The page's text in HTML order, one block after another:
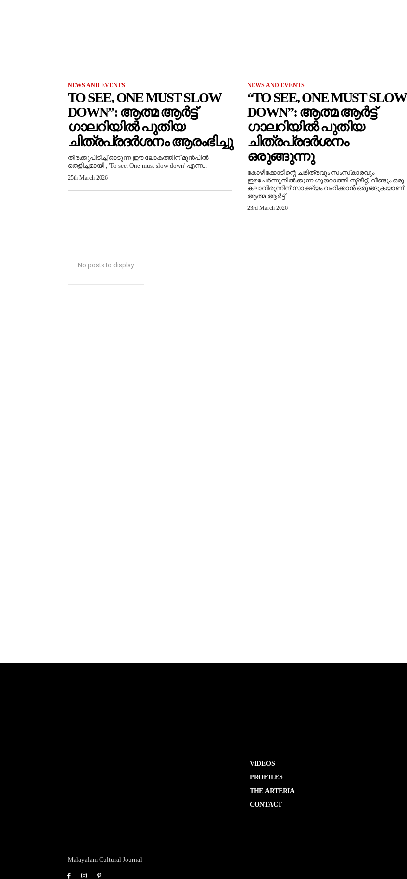
NEWS AND EVENTS
TO SEE, ONE MUST SLOW
DOWN”: ആത്മ ആർട്ട്
ഗാലറിയിൽ പുതിയ
ചിത്രപ്രദർശനം ആരംഭിച്ചു
തിരക്കുപിടിച്ച് ഓടുന്ന ഈ ലോകത്തിന് മുൻപിൽ
തെളിച്ചമായി , 'To see, One must slow down' എന്ന...
25th March 2026
NEWS AND EVENTS
“TO SEE, ONE MUST SLOW
DOWN”: ആത്മ ആർട്ട്
ഗാലറിയിൽ പുതിയ
ചിത്രപ്രദർശനം
ഒരുങ്ങുന്നു
കോഴിക്കോടിന്റെ ചരിത്രവും സംസ്‌കാരവും
ഇഴചേർന്നുനിൽക്കുന്ന ഗുജറാത്തി സ്ട്രീറ്റ്, വീണ്ടും ഒരു
കലാവിരുന്നിന് സാക്ഷ്യം വഹിക്കാൻ ഒരുങ്ങുകയാണ്.
ആത്മ ആർട്ട്...
23rd March 2026
No posts to display
Malayalam Cultural Journal
VIDEOS
PROFILES
THE ARTERIA
CONTACT